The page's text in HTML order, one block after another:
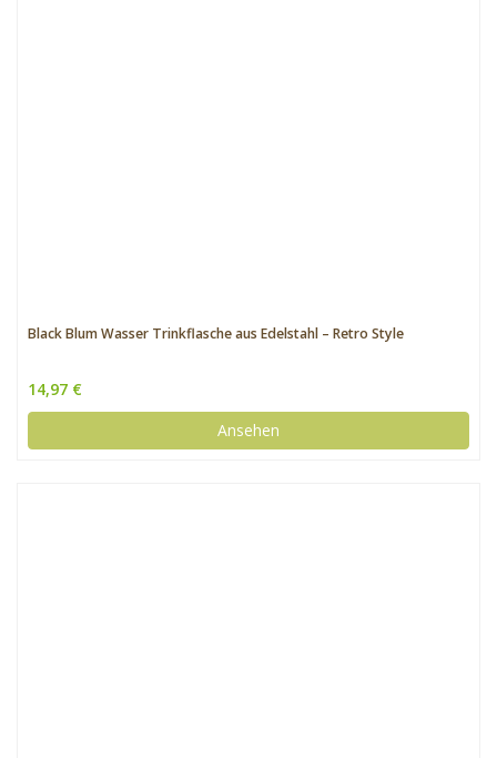
Black Blum Wasser Trinkflasche aus Edelstahl – Retro Style
14,97 €
Ansehen